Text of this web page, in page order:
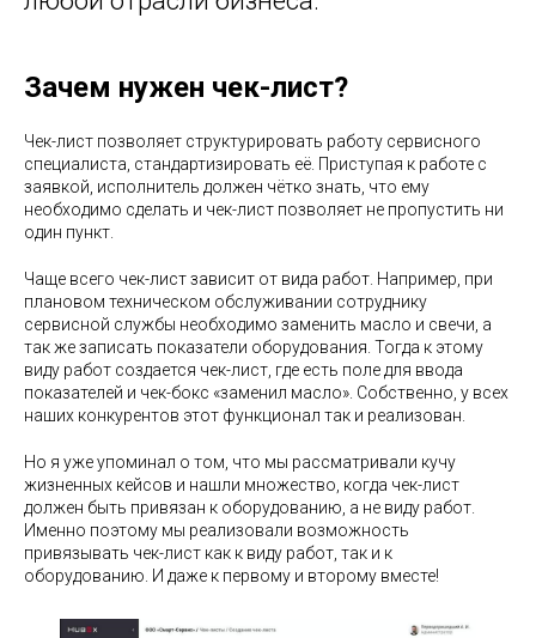
Зачем нужен чек-лист?
Чек-лист позволяет структурировать работу сервисного
специалиста, стандартизировать её. Приступая к работе с
заявкой, исполнитель должен чётко знать, что ему
необходимо сделать и чек-лист позволяет не пропустить ни
один пункт.
Чаще всего чек-лист зависит от вида работ. Например, при
плановом техническом обслуживании сотруднику
сервисной службы необходимо заменить масло и свечи, а
так же записать показатели оборудования. Тогда к этому
виду работ создается чек-лист, где есть поле для ввода
показателей и чек-бокс «заменил масло». Собственно, у всех
наших конкурентов этот функционал так и реализован.
Но я уже упоминал о том, что мы рассматривали кучу
жизненных кейсов и нашли множество, когда чек-лист
должен быть привязан к оборудованию, а не виду работ.
Именно поэтому мы реализовали возможность
привязывать чек-лист как к виду работ, так и к
оборудованию. И даже к первому и второму вместе!